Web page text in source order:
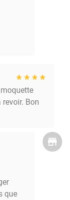
Bon
que